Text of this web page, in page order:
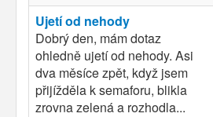
Ujetí od nehody
Dobrý den, mám dotaz
ohledně ujetí od nehody. Asi
dva měsíce zpět, když jsem
přijížděla k semaforu, blikla
zrovna zelená a rozhodla...